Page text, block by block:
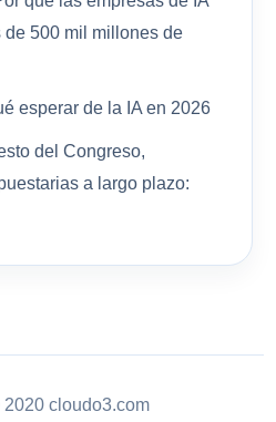
de 500 mil millones de
esperar de la IA en 2026
del Congreso,
a largo plazo:
cloudo3.com